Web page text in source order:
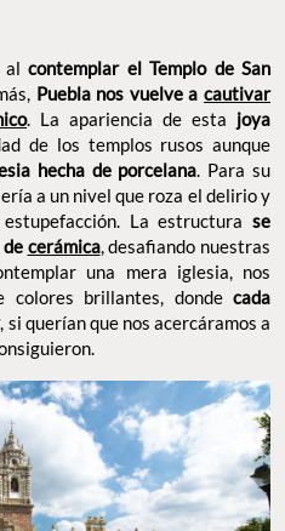
al contemplar el Templo de San
Puebla nos vuelve acautivar
. La apariencia de esta joya
de los templos rusos aunque
hecha de porcelana. Para su
a un nivel que roza el delirio y
La estructura se
cerámica, desafiando nuestras
una mera iglesia, nos
colores brillantes, donde cada
, si querían que nos acercáramos a